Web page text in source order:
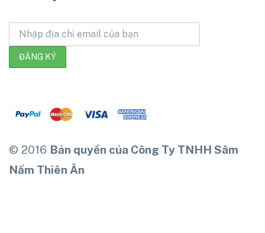
© 2016 Bản quyền của Công Ty TNHH Sâm
Nấm Thiên Ân